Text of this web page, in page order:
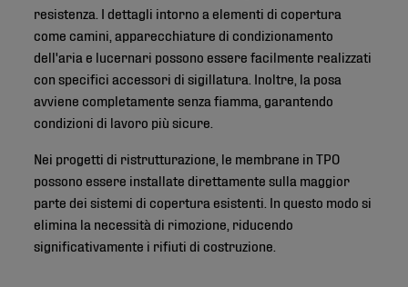
resistenza. I dettagli intorno a elementi di copertura
come camini, apparecchiature di condizionamento
dell'aria e lucernari possono essere facilmente realizzati
con specifici accessori di sigillatura. Inoltre, la posa
avviene completamente senza fiamma, garantendo
condizioni di lavoro più sicure.
Nei progetti di ristrutturazione, le membrane in TPO
possono essere installate direttamente sulla maggior
parte dei sistemi di copertura esistenti. In questo modo si
elimina la necessità di rimozione, riducendo
significativamente i rifiuti di costruzione.